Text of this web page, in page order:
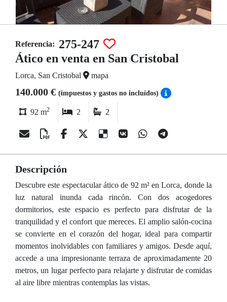
Referencia: 275-247
Ático en venta en San Cristobal
Lorca, San Cristobal mapa
140.000 € (impuestos y gastos no incluídos)
92 m2 2 2
Descripción
Descubre este espectacular ático de 92 m² en Lorca, donde la
luz natural inunda cada rincón. Con dos acogedores
dormitorios, este espacio es perfecto para disfrutar de la
tranquilidad y el confort que mereces. El amplio salón-cocina
se convierte en el corazón del hogar, ideal para compartir
momentos inolvidables con familiares y amigos. Desde aquí,
accede a una impresionante terraza de aproximadamente 20
metros, un lugar perfecto para relajarte y disfrutar de comidas
al aire libre mientras contemplas las vistas.